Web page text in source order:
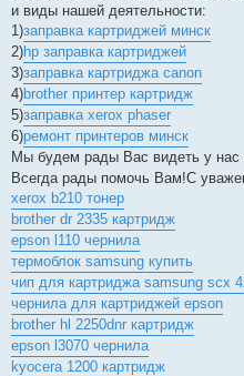
и виды нашей деятельности:
1)заправка картриджей минск
2)hp заправка картриджей
3)заправка картриджа canon
4)brother принтер картридж
5)заправка xerox phaser
6)ремонт принтеров минск
Мы будем рады Вас видеть у нас
Всегда рады помочь Вам!С
xerox b210 тонер
brother dr 2335 картридж
epson l110 чернила
термоблок samsung купить
чип для картриджа samsung scx
чернила для картриджей epson
brother hl 2250dnr картридж
epson l3070 чернила
kyocera 1200 картридж